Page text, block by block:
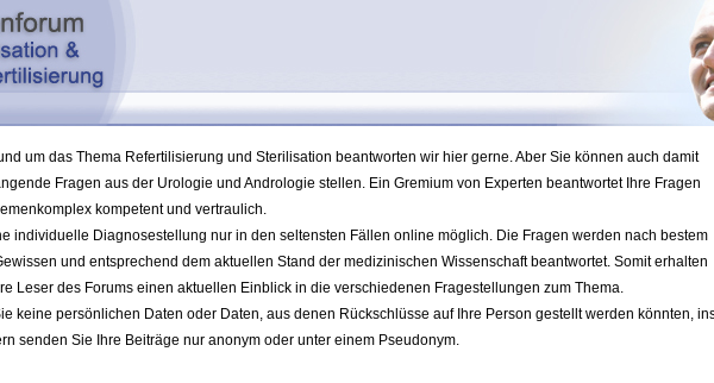
um das Thema Refertilisierung und Sterilisation beantworten wir hier gerne. Aber Sie können auch damit
Fragen aus der Urologie und Andrologie stellen. Ein Gremium von Experten beantwortet Ihre Fragen
kompetent und vertraulich.
individuelle Diagnosestellung nur in den seltensten Fällen online möglich. Die Fragen werden nach bestem
und entsprechend dem aktuellen Stand der medizinischen Wissenschaft beantwortet. Somit erhalten
Leser des Forums einen aktuellen Einblick in die verschiedenen Fragestellungen zum Thema.
keine persönlichen Daten oder Daten, aus denen Rückschlüsse auf Ihre Person gestellt werden könnten,
senden Sie Ihre Beiträge nur anonym oder unter einem Pseudonym.